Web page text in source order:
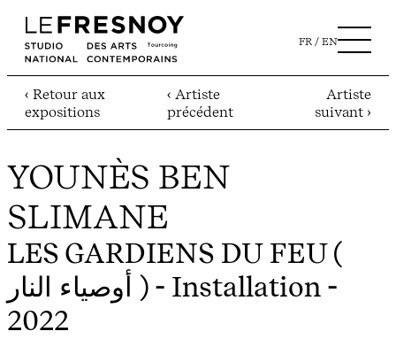
FR EN
‹ Retour aux
expositions
‹ Artiste
précédent
Artiste
suivant ›
YOUNÈS BEN
SLIMANE
LES GARDIENS DU FEU (
أوصياء النار ) - Installation -
2022